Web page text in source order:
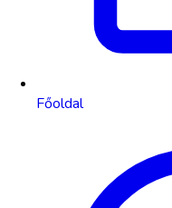
Főoldal